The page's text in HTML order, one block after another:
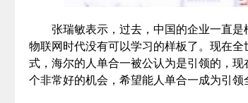
张瑞敏表示，过去，中国的企业一直是
物联网时代没有可以学习的样板了。现在
式，海尔的人单合一被公认为是引领的，
个非常好的机会，希望能人单合一成为引领